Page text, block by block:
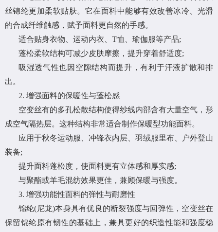
丝锦纶更加柔软贴肤。它在面料中能够有效改善冰冷、光滑
的合成纤维触感，赋予面料更自然的手感。
适合贴身衣物、运动内衣、T恤、瑜伽服等产品;
蓬松柔软结构可减少皮肤摩擦，提升穿着舒适度;
吸湿透气性也因空隙结构而提升，有利于汗液扩散和排
出。
2. 增强面料的保暖性与蓬松感
空变丝有的多孔松散结构使得纱线内部含有大量空气，形
成空气隔热层。这种结构非常适合制作保暖型功能面料。
应用于秋冬运动服、冲锋衣内层、羽绒服里布、户外登山
装备;
提升面料蓬松度，使面料更有立体感和厚实感;
与聚酯或羊毛混纺效果更佳，兼顾保暖与强度。
3. 增强功能性面料的弹性与耐磨性
锦纶(尼龙)本身具有优良的断裂强度与回弹性，空变丝在
保留锦纶原有韧性的基础上，兼具更好的织造性能和强度稳